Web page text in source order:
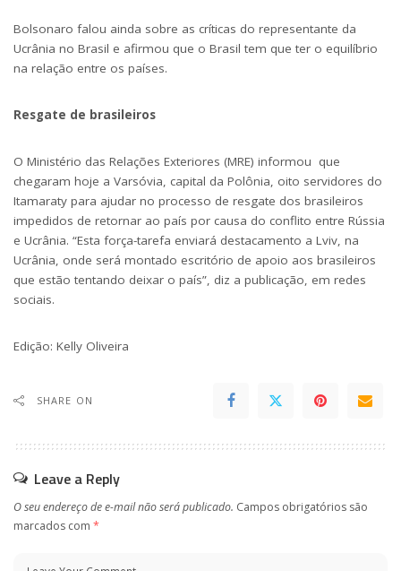
Bolsonaro falou ainda sobre as críticas do representante da
Ucrânia no Brasil e afirmou que o Brasil tem que ter o equilíbrio
na relação entre os países.
Resgate de brasileiros
O Ministério das Relações Exteriores (MRE) informou que
chegaram hoje a Varsóvia, capital da Polônia, oito servidores do
Itamaraty para ajudar no processo de resgate dos brasileiros
impedidos de retornar ao país por causa do conflito entre Rússia
e Ucrânia. “Esta força-tarefa enviará destacamento a Lviv, na
Ucrânia, onde será montado escritório de apoio aos brasileiros
que estão tentando deixar o país”, diz a publicação, em redes
sociais.
Edição: Kelly Oliveira
SHARE ON
Leave a Reply
O seu endereço de e-mail não será publicado. Campos obrigatórios são
marcados com *